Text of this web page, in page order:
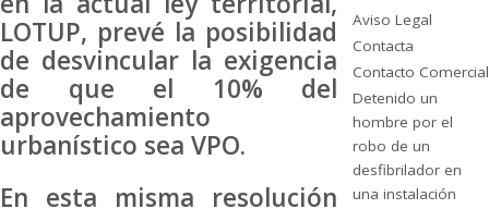
LOTUP, prevé la posibilidad
de desvincular la exigencia
de que el 10% del
aprovechamiento
urbanístico sea VPO.
En esta misma resolución
Aviso Legal
Contacta
Contacto Comercial
Detenido un
hombre por el
robo de un
desfibrilador en
una instalación